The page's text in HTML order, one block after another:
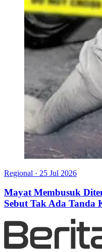
Regional · 25 Jul 2026
Mayat Membusuk
Sebut Tak Ada Tanda